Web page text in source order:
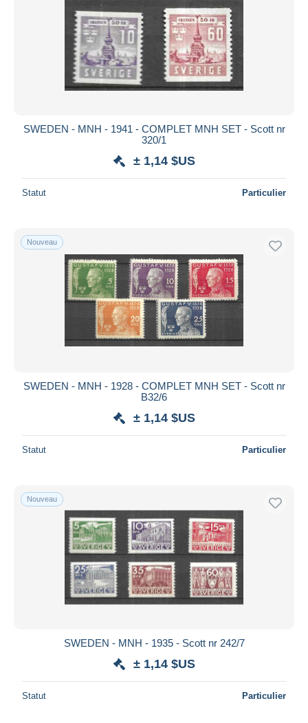
SWEDEN - MNH - 1941 - COMPLET MNH SET - Scott nr
320/1
± 1,14 $US
Statut Particulier
Nouveau
SWEDEN - MNH - 1928 - COMPLET MNH SET - Scott nr
B32/6
± 1,14 $US
Statut Particulier
Nouveau
SWEDEN - MNH - 1935 - Scott nr 242/7
± 1,14 $US
Statut Particulier